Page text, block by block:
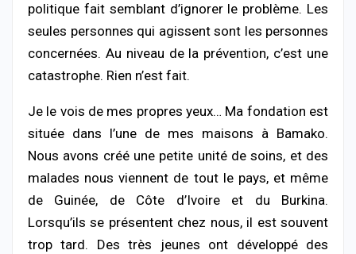
politique fait semblant d’ignorer le problème. Les
seules personnes qui agissent sont les personnes
concernées. Au niveau de la prévention, c’est une
catastrophe. Rien n’est fait.
Je le vois de mes propres yeux… Ma fondation est
située dans l’une de mes maisons à Bamako.
Nous avons créé une petite unité de soins, et des
malades nous viennent de tout le pays, et même
de Guinée, de Côte d’Ivoire et du Burkina.
Lorsqu’ils se présentent chez nous, il est souvent
trop tard. Des très jeunes ont développé des